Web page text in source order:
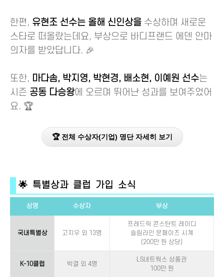
한편, 유현조 선수는 올해 신인상을 수상하며 새로운
스타로 떠올랐는데요, 부상으로 바디프랜드 에덴 안마
의자를 받았답니다. 🎉
또한, 마다솜, 박지영, 박현경, 배소현, 이예원 선수는
시즌 공동 다승왕에 오르며 뛰어난 성과를 보여주었어
요. 🏆
🏆 전체 수상자(기업) 명단 자세히 보기
🌟 특별상과 클럽 가입 소식
상명 수상자 부상
국내특별상 고지우 외 13명
프레드릭 콘스탄트 레이디
슬림라인 문페이즈 시계
(200만 원 상당)
K-10클럽 박결 외 4명
LS네트웍스 상품권
100만 원